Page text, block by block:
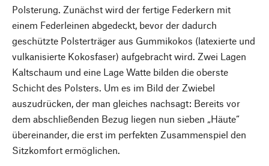
Polsterung. Zunächst wird der fertige Federkern mit
einem Federleinen abgedeckt, bevor der dadurch
geschützte Polsterträger aus Gummikokos (latexierte und
vulkanisierte Kokosfaser) aufgebracht wird. Zwei Lagen
Kaltschaum und eine Lage Watte bilden die oberste
Schicht des Polsters. Um es im Bild der Zwiebel
auszudrücken, der man gleiches nachsagt: Bereits vor
dem abschließenden Bezug liegen nun sieben „Häute“
übereinander, die erst im perfekten Zusammenspiel den
Sitzkomfort ermöglichen.